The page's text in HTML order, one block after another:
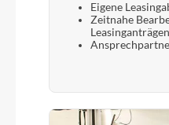
Eigene
Zeitnahe
Leasinganträgen